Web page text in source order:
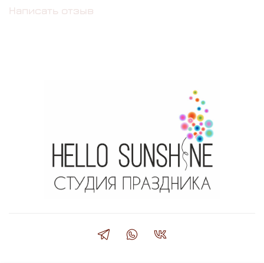
Написать отзыв